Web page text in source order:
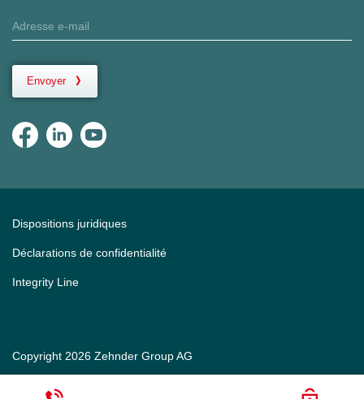
Envoyer
Copyright 2026 Zehnder Group AG
Dispositions juridiques
Déclarations de confidentialité
Integrity Line